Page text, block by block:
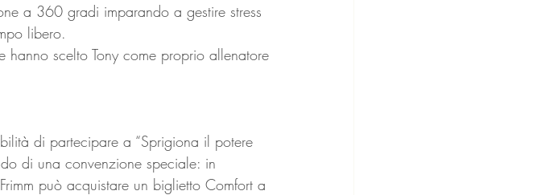
a 360 gradi imparando a gestire stress
libero.
scelto Tony come proprio allenatore
di partecipare a “Sprigiona il potere
di una convenzione speciale: in
può acquistare un biglietto Comfort a